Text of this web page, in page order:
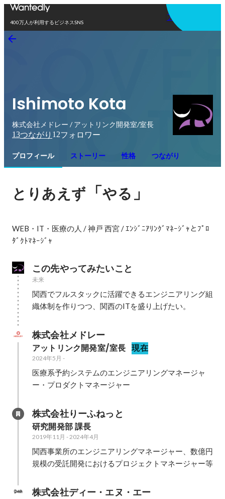
400万人が利用するビジネスSNS
アプリを使う
Ishimoto Kota
株式会社メドレー / アットリンク開発室/室長
13つながり 12フォロワー
プロフィール ストーリー 性格 つながり
とりあえず 「やる」
WEB・IT・医療の人 / 神戸 西宮 / ｴﾝｼﾞﾆｱﾘﾝｸﾞﾏﾈｰｼﾞｬとﾌﾟﾛ
ﾀﾞｸﾄﾏﾈｰｼﾞｬ
この先やってみたいこと
未来
関西でフルスタックに活躍できるエンジニアリング組
織体制を作りつつ、関西のITを盛り上げたい。
株式会社メドレー
アットリンク開発室/室長 現在
2024年5月 -
医療系予約システムのエンジニアリングマネージャ
ー・プロダクトマネージャー
株式会社りーふねっと
研究開発部 課長
2019年11月 -2024年4月
関西事業所のエンジニアリングマネージャー、数億円
規模の受託開発におけるプロジェクトマネージャー等
株式会社ディー・エヌ・エー